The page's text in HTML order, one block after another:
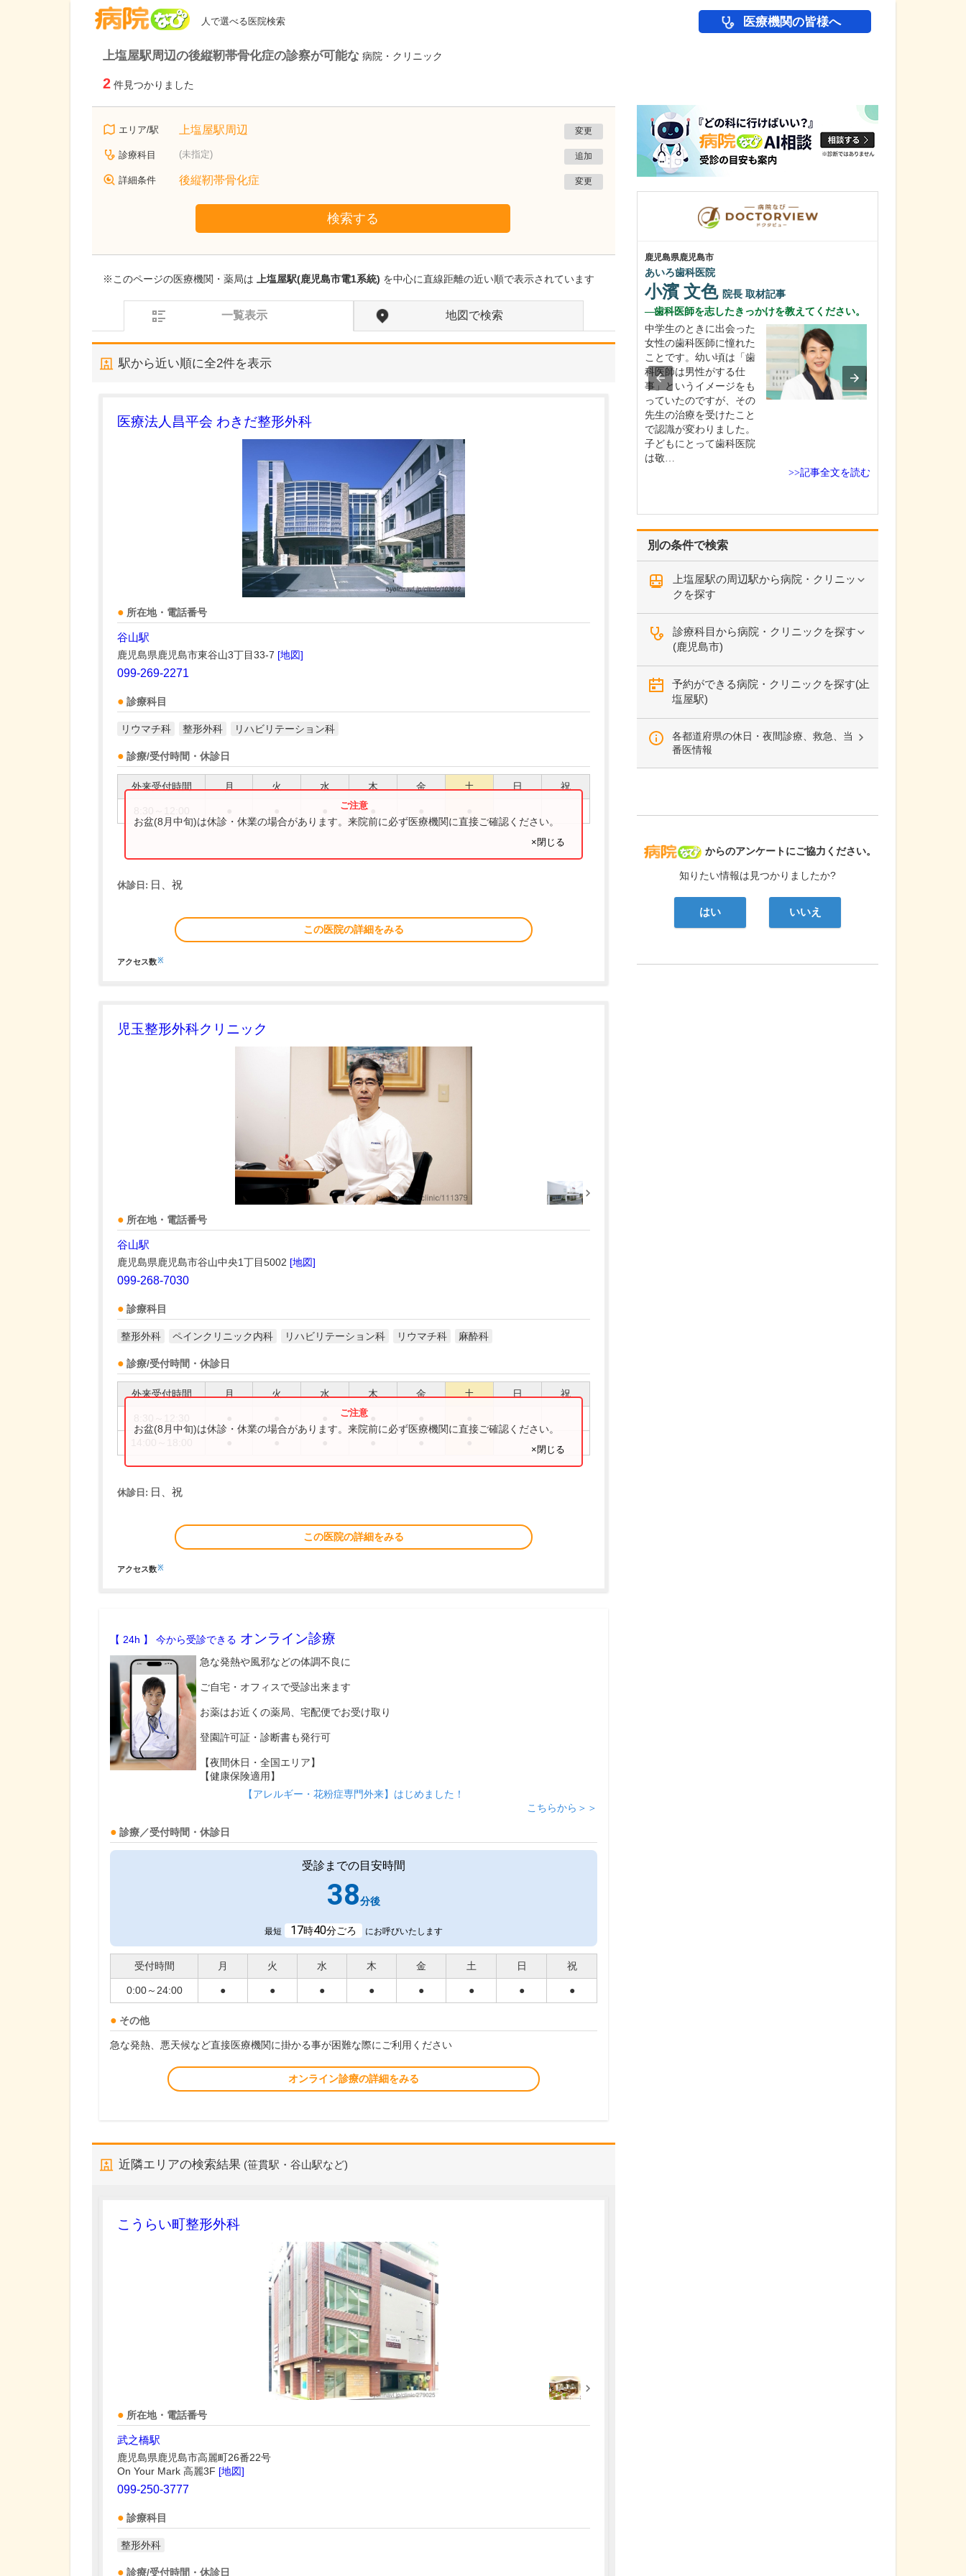
人で選べる医院検索 医療機関の皆様へ
上塩屋駅周辺の後縦靭帯骨化症の診察が可能な 病院・クリニック
2 件見つかりました
エリア/駅 上塩屋駅周辺 変更
診療科目 (未指定) 追加
詳細条件 後縦靭帯骨化症 変更
検索する
※このページの医療機関・薬局は 上塩屋駅(鹿児島市電1系統) を中心に直線距離の近い順で表示されています
一覧表示 地図で検索
駅から近い順に全2件を表示
医療法人昌平会 わきだ整形外科
所在地・電話番号
谷山駅
鹿児島県鹿児島市東谷山3丁目33-7 [地図]
099-269-2271
診療科目
リウマチ科 整形外科 リハビリテーション科
診療/受付時間・休診日
外来受付時間 月 火 水 木 金 土 日 祝
お盆(8月中旬)は休診・休業の場合があります。来院前に必ず医療機関に直接ご確認ください。
×閉じる
休診日: 日、祝
この医院の詳細をみる
アクセス数※
児玉整形外科クリニック
所在地・電話番号
谷山駅
鹿児島県鹿児島市谷山中央1丁目5002 [地図]
099-268-7030
診療科目
整形外科 ペインクリニック内科 リハビリテーション科 リウマチ科 麻酔科
診療/受付時間・休診日
外来受付時間 月 火 水 木 金 土 日 祝
お盆(8月中旬)は休診・休業の場合があります。来院前に必ず医療機関に直接ご確認ください。
×閉じる
休診日: 日、祝
この医院の詳細をみる
アクセス数※
【 24h 】 今から受診できる オンライン診療
急な発熱や風邪などの体調不良に
ご自宅・オフィスで受診出来ます
お薬はお近くの薬局、宅配便でお受け取り
登園許可証・診断書も発行可
【夜間休日・全国エリア】
【健康保険適用】
【アレルギー・花粉症専門外来】はじめました！
こちらから＞＞
診療／受付時間・休診日
受診までの目安時間
38分後
最短 17時40分ごろ にお呼びいたします
受付時間 月 火 水 木 金 土 日 祝
0:00～24:00 ● ● ● ● ● ● ● ●
その他
急な発熱、悪天候など直接医療機関に掛かる事が困難な際にご利用ください
オンライン診療の詳細をみる
近隣エリアの検索結果 (笹貫駅・谷山駅など)
こうらい町整形外科
所在地・電話番号
武之橋駅
鹿児島県鹿児島市高麗町26番22号
On Your Mark 高麗3F [地図]
099-250-3777
診療科目
整形外科
診療/受付時間・休診日
別の条件で検索
上塩屋駅の周辺駅から病院・クリニッ
クを探す
診療科目から病院・クリニックを探す
(鹿児島市)
予約ができる病院・クリニックを探す(上
塩屋駅)
各都道府県の休日・夜間診療、救急、当
番医情報
病院なび
からのアンケートにご協力ください。
知りたい情報は見つかりましたか?
はい いいえ
鹿児島県鹿児島市
あいろ歯科医院
小濱 文色 院長 取材記事
歯科医師を志したきっかけを教えてください。
中学生のときに出会った
女性の歯科医師に憧れた
ことです。幼い頃は「歯
科医師は男性がする仕
事」というイメージをも
っていたのですが、その
先生の治療を受けたこと
で認識が変わりました。
子どもにとって歯科医院
は敬…
>>記事全文を読む
茨城県那珂市
メディカルGPクリニック横堀
先生が日々の診療で大切にされていることを教
診療のなかで私が大切に
スタッフ全員がインカム
を装着して院内の状況
を…